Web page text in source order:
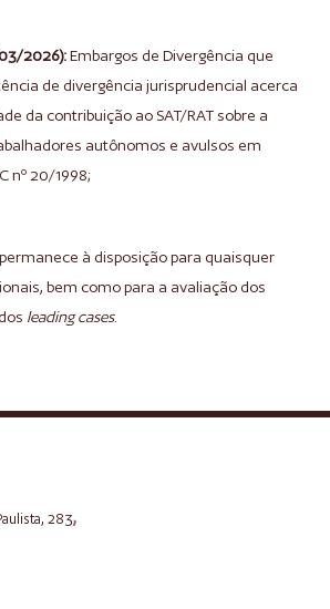
03/2026):Embargos de Divergência que
de divergência jurisprudencial acerca
da contribuição ao SAT/RAT sobre a
autônomos e avulsos em
nº 20/1998;
permanece à disposição para quaisquer
bem como para a avaliação dos
leading cases.
283,